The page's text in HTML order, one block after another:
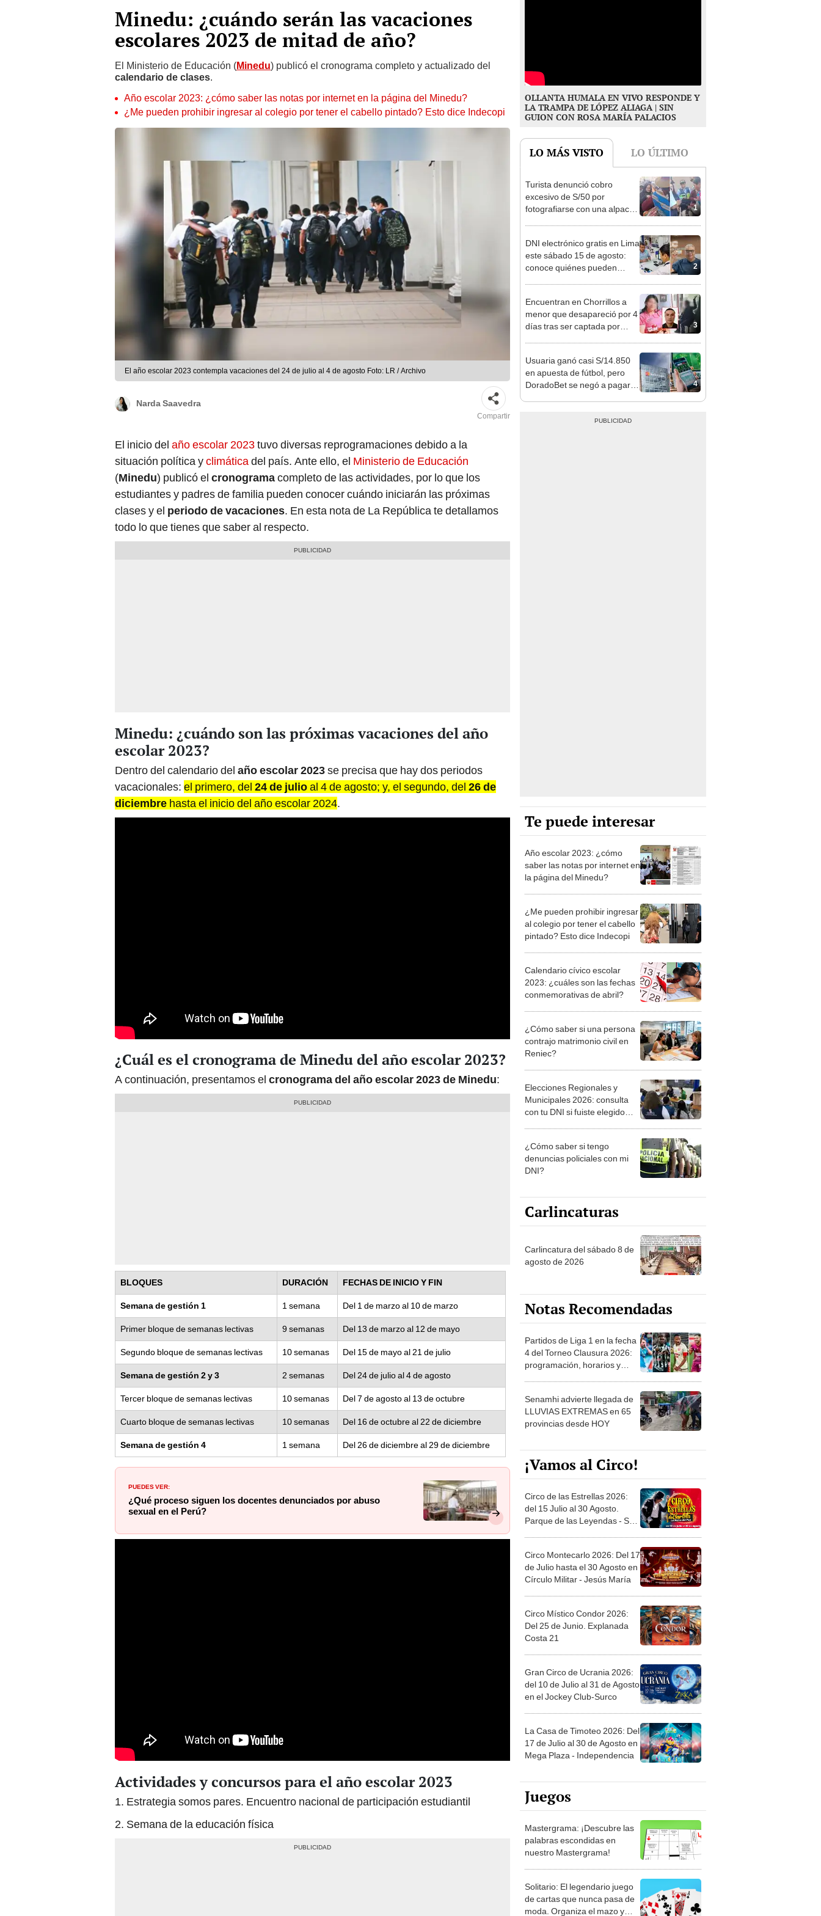
Minedu: ¿cuándo serán las vacaciones
escolares 2023 de mitad de año?
El Ministerio de Educación (Minedu) publicó el cronograma completo y actualizado del
calendario de clases.
Año escolar 2023: ¿cómo saber las notas por internet en la página del Minedu?
¿Me pueden prohibir ingresar al colegio por tener el cabello pintado? Esto dice Indecopi
El año escolar 2023 contempla vacaciones del 24 de julio al 4 de agosto Foto: LR / Archivo
Narda Saavedra
Compartir
El inicio del año escolar 2023tuvo diversas reprogramaciones debido a la
situación política yclimáticadel país. Ante ello, el Ministerio de Educación
(Minedu) publicó el cronogramacompleto de las actividades, por lo que los
estudiantes y padres de familia pueden conocer cuándo iniciarán las próximas
clases y el periodo de vacaciones. En esta nota de La República te detallamos
todo lo que tienes que saber al respecto.
Minedu: ¿cuándo son las próximas vacaciones del año
escolar 2023?
Dentro del calendario del año escolar 2023se precisa que hay dos periodos
vacacionales: el primero, del 24 de julioal 4 de agosto; y, el segundo, del 26 de
diciembre hasta el inicio del año escolar 2024.
¿Cuál es el cronograma de Minedu del año escolar 2023?
A continuación, presentamos el cronograma del año escolar 2023 de Minedu:
BLOQUES DURACIÓN FECHAS DE INICIO Y FIN
Semana de gestión 1 1 semana Del 1 de marzo al 10 de marzo
Primer bloque de semanas lectivas 9 semanas Del 13 de marzo al 12 de mayo
Segundo bloque de semanas lectivas 10 semanas Del 15 de mayo al 21 de julio
Semana de gestión 2 y 3 2 semanas Del 24 de julio al 4 de agosto
Tercer bloque de semanas lectivas 10 semanas Del 7 de agosto al 13 de octubre
Cuarto bloque de semanas lectivas 10 semanas Del 16 de octubre al 22 de diciembre
Semana de gestión 4 1 semana Del 26 de diciembre al 29 de diciembre
PUEDES VER:
¿Qué proceso siguen los docentes denunciados por abuso
sexual en el Perú?
Actividades y concursos para el año escolar 2023
1. Estrategia somos pares. Encuentro nacional de participación estudiantil
2. Semana de la educación física
OLLANTA HUMALA EN VIVO RESPONDE Y
LA TRAMPA DE LÓPEZ ALIAGA | SIN
GUION CON ROSA MARÍA PALACIOS
LO MÁS VISTO LO ÚLTIMO
1
Turista denunció cobro
excesivo de S/50 por
fotografiarse con una alpaca
2
DNI electrónico gratis en Lima
este sábado 15 de agosto:
conoce quiénes pueden
3
Encuentran en Chorrillos a
menor que desapareció por 4
días tras ser captada por
4
Usuaria ganó casi S/14.850
en apuesta de fútbol, pero
DoradoBet se negó a pagar:
Te puede interesar
Año escolar 2023: ¿cómo
saber las notas por internet en
la página del Minedu?
¿Me pueden prohibir ingresar
al colegio por tener el cabello
pintado? Esto dice Indecopi
Calendario cívico escolar
2023: ¿cuáles son las fechas
conmemorativas de abril?
¿Cómo saber si una persona
contrajo matrimonio civil en
Reniec?
Elecciones Regionales y
Municipales 2026: consulta
con tu DNI si fuiste elegido
la ONPE
¿Cómo saber si tengo
denuncias policiales con mi
DNI?
Carlincaturas
Carlincatura del sábado 8 de
agosto de 2026
Notas Recomendadas
Partidos de Liga 1 en la fecha
4 del Torneo Clausura 2026:
programación, horarios y
Senamhi advierte llegada de
LLUVIAS EXTREMAS en 65
provincias desde HOY
¡Vamos al Circo!
Circo de las Estrellas 2026:
del 15 Julio al 30 Agosto.
Parque de las Leyendas - San
Circo Montecarlo 2026: Del 17
de Julio hasta el 30 Agosto en
Círculo Militar - Jesús María
Circo Místico Condor 2026:
Del 25 de Junio. Explanada
Costa 21
Gran Circo de Ucrania 2026:
del 10 de Julio al 31 de Agosto
en el Jockey Club-Surco
La Casa de Timoteo 2026: Del
17 de Julio al 30 de Agosto en
Mega Plaza - Independencia
Juegos
Mastergrama: ¡Descubre las
palabras escondidas en
nuestro Mastergrama!
Solitario: El legendario juego
de cartas que nunca pasa de
moda. Organiza el mazo y